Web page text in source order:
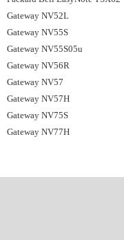
Gateway NV52L
Gateway NV55S
Gateway NV55S05u
Gateway NV56R
Gateway NV57
Gateway NV57H
Gateway NV75S
Gateway NV77H